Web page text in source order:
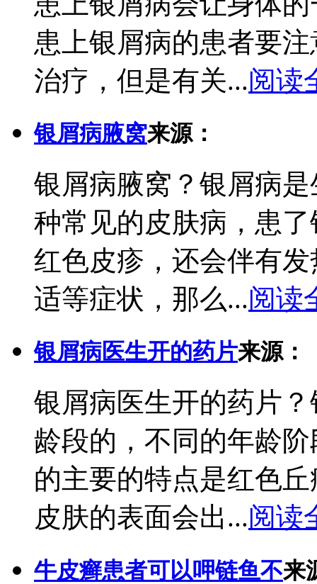
患上银屑病的患者要
治疗，但是有关...阅读
银屑病腋窝来源：
银屑病腋窝？银屑病
种常见的皮肤病，患
红色皮疹，还会伴有
适等症状，那么...阅读
银屑病医生开的药片来源：
银屑病医生开的药片
龄段的，不同的年龄
的主要的特点是红色
皮肤的表面会出...阅读
牛皮癣患者可以呷链鱼不来